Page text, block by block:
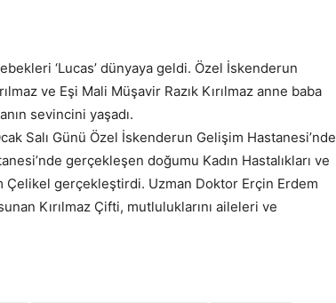
‘Lucas’ dünyaya geldi. Özel İskenderun
ve Eşi Mali Müşavir Razık Kırılmaz anne baba
sevincini yaşadı.
Salı Günü Özel İskenderun Gelişim Hastanesi’nde
gerçekleşen doğumu Kadın Hastalıkları ve
Çelikel gerçekleştirdi. Uzman Doktor Erçin Erdem
Kırılmaz Çifti, mutluluklarını aileleri ve